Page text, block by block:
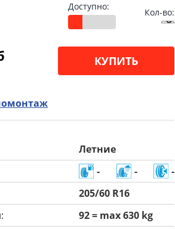
Доступно:
Кол-во:
КУПИТЬ
Летние
- -
-
205/60 R16
92 = max 630 kg